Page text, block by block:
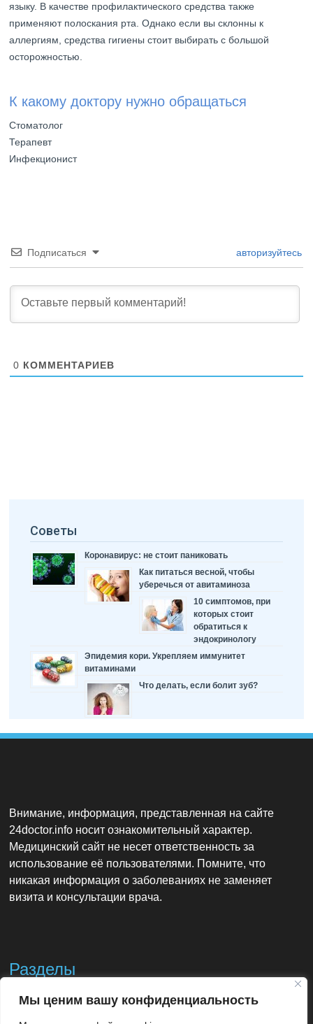
Мы ценим вашу конфиденциальность
языку. В качестве профилактического средства также
применяют полоскания рта. Однако если вы склонны к
аллергиям, средства гигиены стоит выбирать с большой
осторожностью.
К какому доктору нужно обращаться
Стоматолог
Терапевт
Инфекционист
Подписаться авторизуйтесь
0 КОММЕНТАРИЕВ
Советы
Коронавирус: не стоит паниковать
Как питаться весной, чтобы
уберечься от авитаминоза
10 симптомов, при
которых стоит
обратиться к
эндокринологу
Эпидемия кори. Укрепляем иммунитет
витаминами
Что делать, если болит зуб?
Внимание, информация, представленная на сайте
24doctor.info носит ознакомительный характер.
Медицинский сайт не несет ответственность за
использование её пользователями. Помните, что
никакая информация о заболеваниях не заменяет
визита и консультации врача.
Разделы
Контакты